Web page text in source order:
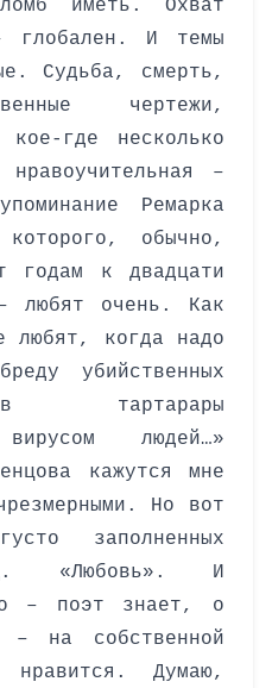
иметь. Охват
глобален. И темы
Судьба, смерть,
чертежи,
где несколько
–
Ремарка
обычно,
годам к двадцати
любят очень. Как
любят, когда надо
убийственных
людей…»
кажутся мне
Но вот
заполненных
«Любовь». И
– поэт знает, о
на собственной
Думаю,